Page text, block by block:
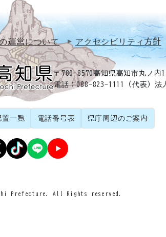
運営について アクセシビリティ方針
〒780-8570高知県高知市丸ノ内
電話：088-823-1111（代表）法
置一覧 電話番号表 県庁周辺のご案内
Prefecture. All Rights reserved.